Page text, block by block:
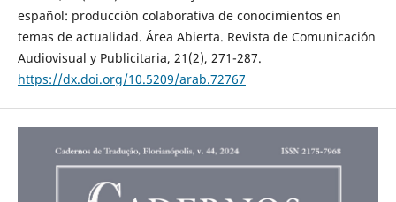
español: producción colaborativa de conocimientos en
temas de actualidad. Área Abierta. Revista de Comunicación
Audiovisual y Publicitaria, 21(2), 271-287.
https://dx.doi.org/10.5209/arab.72767